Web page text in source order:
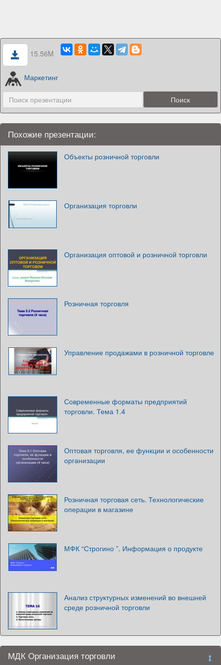
15.56M
Маркетинг
Похожие презентации:
Объекты розничной торговли
Организация торговли
Организация оптовой и розничной торговли
Розничная торговля
Управление продажами в розничной торговле
Современные форматы предприятий
торговли. Тема 1.4
Оптовая торговля, ее функции и особенности
организации
Розничная торговая сеть. Технологические
операции в магазине
МФК “Строгино ”. Информация о продукте
Анализ структурных изменений во внешней
среде розничной торговли
МДК Организация торговли